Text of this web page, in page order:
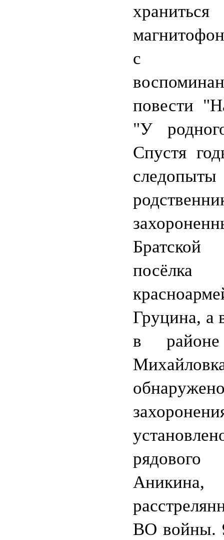
храниться
с
повести
"У
Спустя
следопыты
Груцина, а
в
Аникина,
ВО войны.